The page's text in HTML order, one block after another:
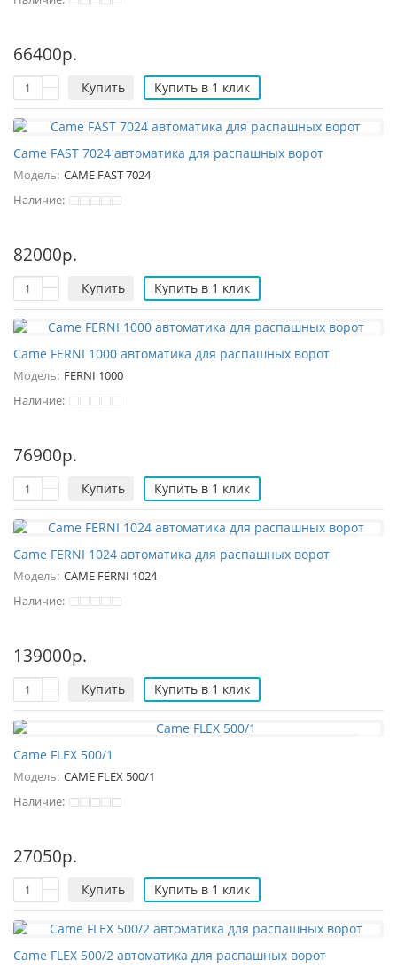
66400р.
Купить Купить в 1 клик
Came FAST 7024 автоматика для распашных ворот
Модель: CAME FAST 7024
Наличие:
82000р.
Купить Купить в 1 клик
Came FERNI 1000 автоматика для распашных ворот
Модель: FERNI 1000
Наличие:
76900р.
Купить Купить в 1 клик
Came FERNI 1024 автоматика для распашных ворот
Модель: CAME FERNI 1024
Наличие:
139000р.
Купить Купить в 1 клик
Came FLEX 500/1
Модель: CAME FLEX 500/1
Наличие:
27050р.
Купить Купить в 1 клик
Came FLEX 500/2 автоматика для распашных ворот